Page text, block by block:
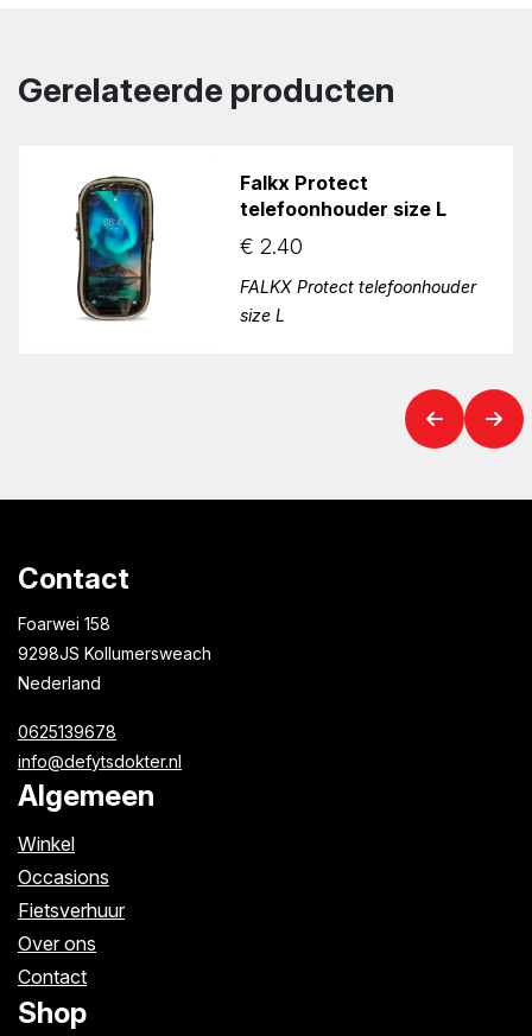
Gerelateerde producten
Falkx Protect
telefoonhouder size L
€ 2.40
FALKX Protect telefoonhouder
size L
Contact
Foarwei 158
9298JS Kollumersweach
Nederland
0625139678
info@defytsdokter.nl
Algemeen
Winkel
Occasions
Fietsverhuur
Over ons
Contact
Shop